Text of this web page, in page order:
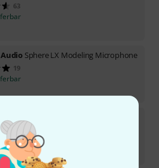
63
Sphere LX Modeling Microphone
19
Lizenz